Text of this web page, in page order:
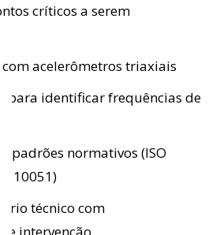
críticos a serem
acelerômetros triaxiais
para identificar frequências de
padrões normativos (ISO
10051)
técnico com
intervenção